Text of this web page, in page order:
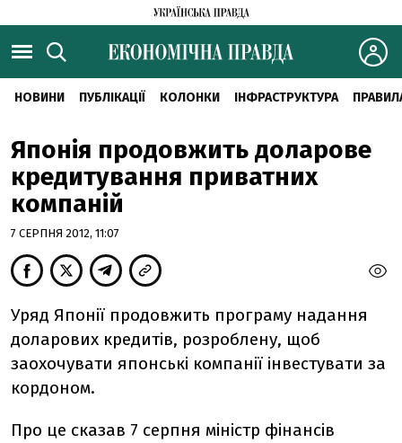
НОВИНИ ПУБЛІКАЦІЇ КОЛОНКИ ІНФРАСТРУКТУРА
Японія продовжить доларове
кредитування приватних
компаній
7 СЕРПНЯ 2012, 11:07
Уряд Японії продовжить програму надання
доларових кредитів, розроблену, щоб
заохочувати японські компанії інвестувати за
кордоном.
Про це сказав 7 серпня міністр фінансів